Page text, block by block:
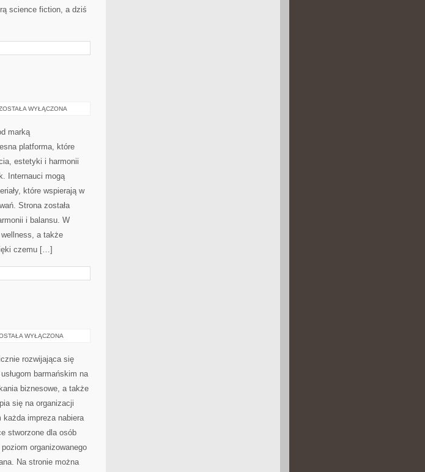
science fiction, a dziś
WYŁĄCZONA
marką
platforma, które
estetyki i harmonii
Internauci mogą
które wspierają w
Strona została
i balansu. W
a także
czemu […]
WYŁĄCZONA
rozwijająca się
barmańskim na
biznesowe, a także
się na organizacji
impreza nabiera
stworzone dla osób
organizowanego
Na stronie można